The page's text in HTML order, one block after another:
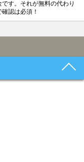
す。それが無料の代わり
認は必須！